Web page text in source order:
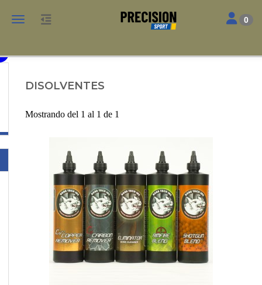
Toggle navigation Toggle
0
DISOLVENTES
Mostrando del 1 al 1 de 1